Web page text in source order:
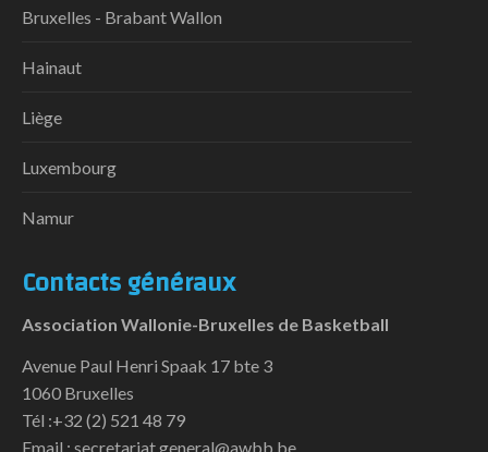
Bruxelles - Brabant Wallon
Hainaut
Liège
Luxembourg
Namur
Contacts généraux
Association Wallonie-Bruxelles de Basketball
Avenue Paul Henri Spaak 17 bte 3
1060 Bruxelles
Tél :+32 (2) 521 48 79
Email : secretariat.general@awbb.be